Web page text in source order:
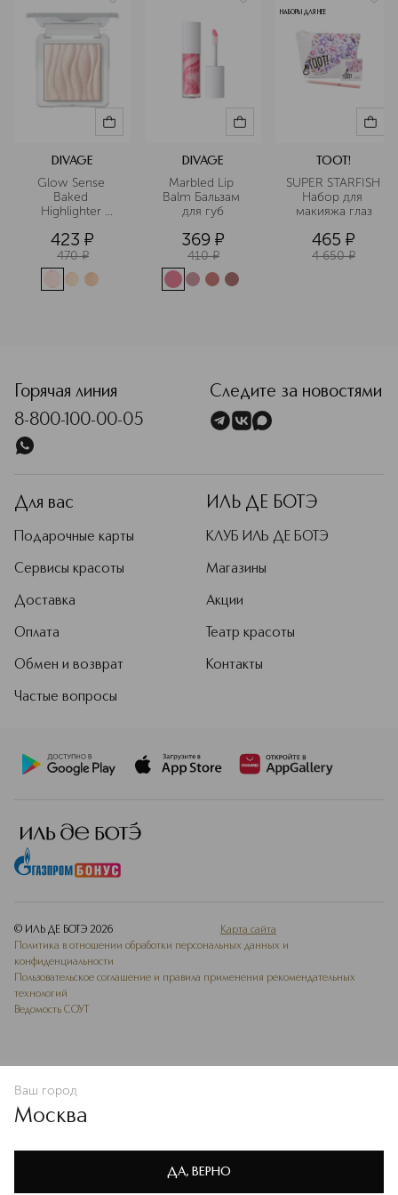
Политике конфиденциальности
DIVAGE
Glow Sense
Baked
Highlighter
лица
запеченный
423 ¤
470 ¤
DIVAGE
Marbled Lip
Balm Бальзам
для губ
369 ¤
410 ¤
НАБОРЫ ДЛЯ НЕЕ
TOOT!
SUPER STARFISH
Набор для
макияжа глаз
465 ¤
4 650 ¤
Горячая линия
8-800-100-00-05
Следите за новостями
Для вас
Подарочные карты
Сервисы красоты
Доставка
Оплата
Обмен и возврат
Частые вопросы
ИЛЬ ДЕ БОТЭ
КЛУБ ИЛЬ ДЕ БОТЭ
Магазины
Акции
Театр красоты
Контакты
© ИЛЬ ДЕ БОТЭ 2026
Карта сайта
Политика в отношении обработки персональных данных и
конфиденциальности
Пользовательское соглашение и правила применения рекомендательных
технологий
Ведомость СОУТ
Ваш город
Москва
ДА, ВЕРНО